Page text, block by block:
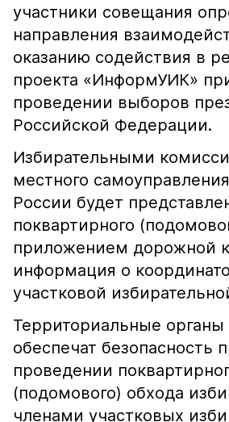
участники совещания
направления
оказанию содействия в
проекта «ИнформУИК»
проведении выборов
Российской Федерации.
Избирательными
местного
России будет
поквартирного
приложением дорожной
информация о
участковой
Территориальные
обеспечат безопасность
проведении
(подомового) обхода
членами участковых